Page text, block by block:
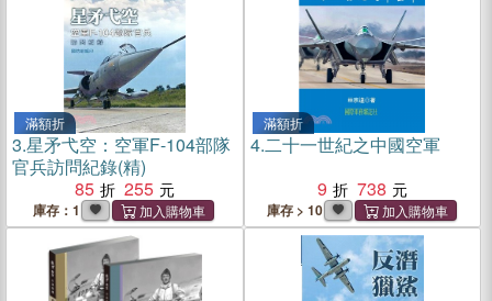
滿額折
3.星矛弋空：空軍F-104部隊
官兵訪問紀錄(精)
85
255
庫存：1
滿額折
4.二十一世紀之中國空軍
9
738
庫存 > 10